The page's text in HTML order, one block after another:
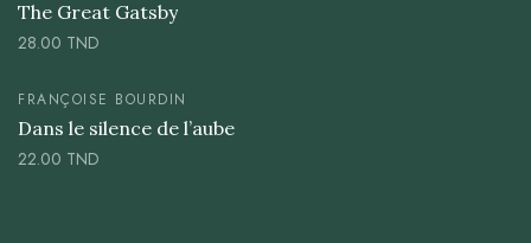
The Great Gatsby
28.00 TND
FRANÇOISE BOURDIN
Dans le silence de l’aube
22.00 TND